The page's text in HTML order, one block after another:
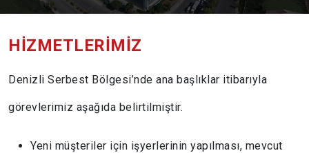
HIZMETLERIMIZ
Denizli Serbest Bölgesi’nde ana başlıklar itibarıyla
görevlerimiz aşağıda belirtilmiştir.
Yeni müşteriler için işyerlerinin yapılması, mevcut